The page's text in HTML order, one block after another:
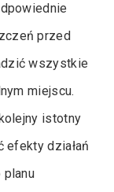
przed
wszystkie
miejscu.
istotny
efekty działań
planu